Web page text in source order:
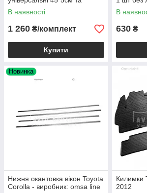
23*4,5см
В наявності
1 260 ₴/комплект
Купити
яким
В
630 ₴
Новинка
Нижня окантовка вікон Toyota
Corolla - виробник: omsa line
Килимки
2012